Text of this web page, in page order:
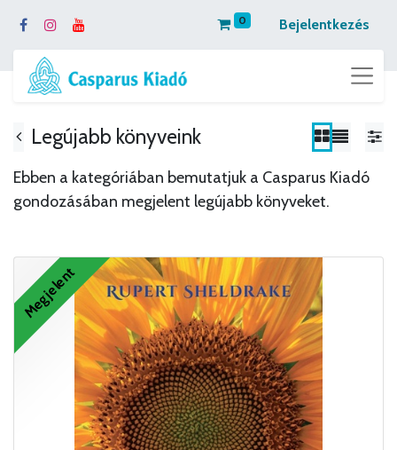
0 Bejelentkezés
Legújabb könyveink
Ebben a kategóriában bemutatjuk a Casparus Kiadó
gondozásában megjelent legújabb könyveket.
Megjelent